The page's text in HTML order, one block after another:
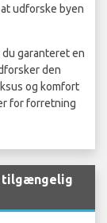
udforske byen
garanteret en
den
og komfort
for forretning
tilgængelig